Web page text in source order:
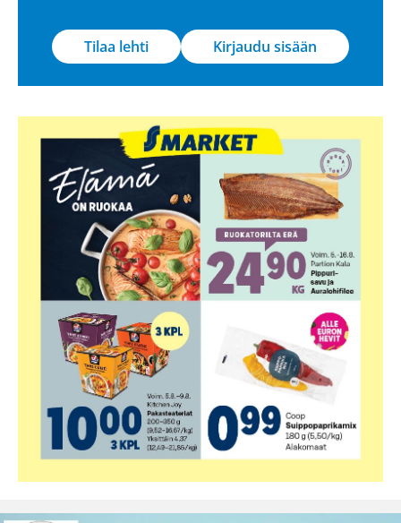
Tilaa lehti Kirjaudu sisään